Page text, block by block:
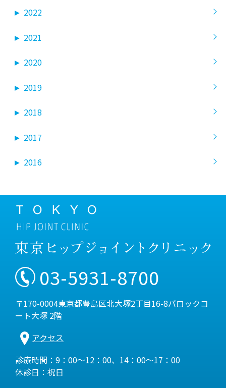
► 2022
► 2021
► 2020
► 2019
► 2018
► 2017
► 2016
03-5931-8700
〒170-0004東京都豊島区北大塚2丁目16-8バロックコ
ート大塚 2階
アクセス
診療時間：9：00～12：00、14：00～17：00
休診日：祝日